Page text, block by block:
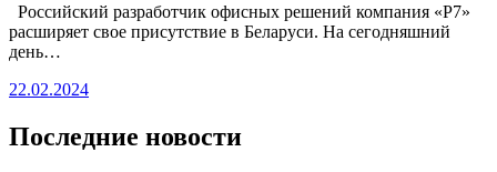
Российский разработчик офисных решений компания «Р7»
расширяет свое присутствие в Беларуси. На сегодняшний
день…
22.02.2024
Последние новости